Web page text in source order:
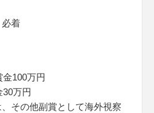
着
100万円
万円
その他副賞として海外視察